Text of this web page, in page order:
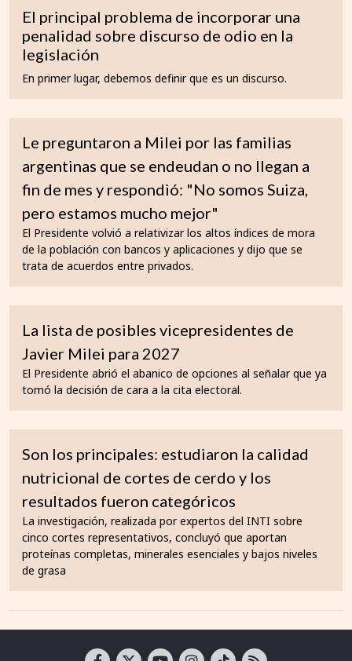
El principal problema de incorporar una
penalidad sobre discurso de odio en la
legislación
En primer lugar, debemos definir que es un discurso.
Le preguntaron a Milei por las familias
argentinas que se endeudan o no llegan a
fin de mes y respondió: "No somos Suiza,
pero estamos mucho mejor"
El Presidente volvió a relativizar los altos índices de mora
de la población con bancos y aplicaciones y dijo que se
trata de acuerdos entre privados.
La lista de posibles vicepresidentes de
Javier Milei para 2027
El Presidente abrió el abanico de opciones al señalar que ya
tomó la decisión de cara a la cita electoral.
Son los principales: estudiaron la calidad
nutricional de cortes de cerdo y los
resultados fueron categóricos
La investigación, realizada por expertos del INTI sobre
cinco cortes representativos, concluyó que aportan
proteínas completas, minerales esenciales y bajos niveles
de grasa